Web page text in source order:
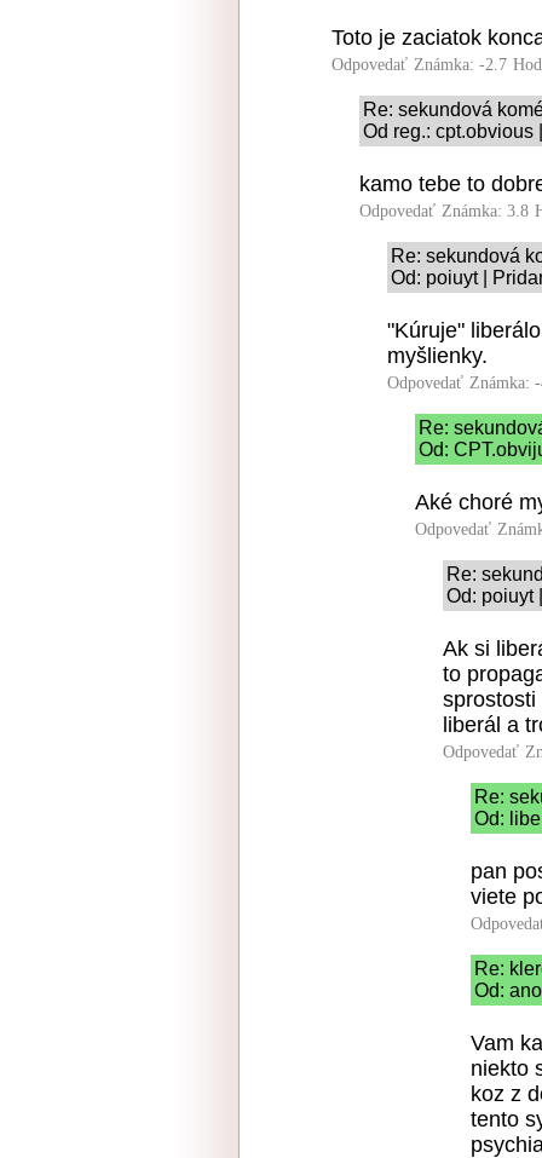
Toto je zaciatok
Odpovedať Známka: -2.7
Re: sekundová
Od reg.: cpt.obvious
kamo tebe to
Odpovedať Známka: 3.8
Re: sekundová
Od: poiuyt |
"Kúruje"
myšlienky.
Odpovedať Známka:
Re:
Od:
Aké choré
Odpovedať
Re:
Od: poiuyt
Ak si
to
liberál a
Odpovedať
Re:
Od:
pan
viete
Re:
Od:
Vam
niekto
koz z
tento